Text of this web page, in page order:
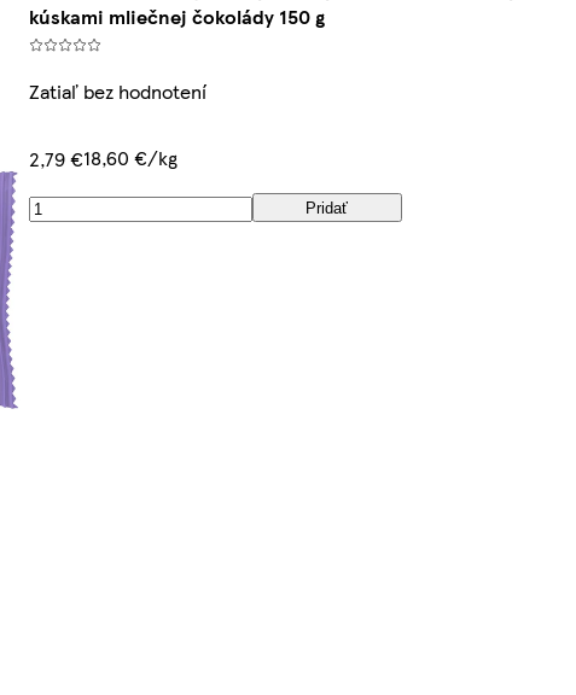
kúskami mliečnej čokolády 150 g
Zatiaľ bez hodnotení
2,79 €18,60 €/kg
Pridať